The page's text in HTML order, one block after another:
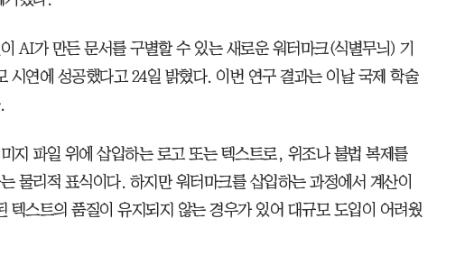
AI가 만든 문서를 구별할 수 있는 새로운 워터마크(식별무늬) 기
시연에 성공했다고 24일 밝혔다. 이번 연구 결과는 이날 국제 학술
지 파일 위에 삽입하는 로고 또는 텍스트로, 위조나 불법 복제를
물리적 표식이다. 하지만 워터마크를 삽입하는 과정에서 계산이
텍스트의 품질이 유지되지 않는 경우가 있어 대규모 도입이 어려웠